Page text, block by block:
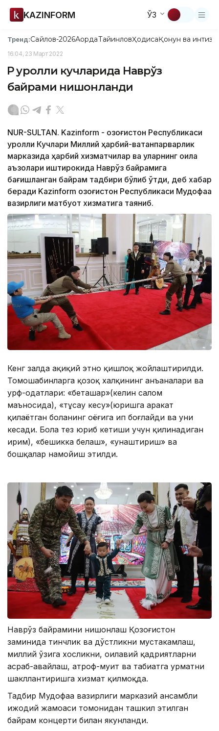
KAZINFORM ЎЗ
Тренд:Сайлов-2026АқордаТайинловҲодисаҚонун ва
16:04, 23 Март 2022
ҚР Қуролли кучларида Наврўз
байрами нишонланди
NUR-SULTAN. Kazinform - Қозоғистон Республикаси
Қуролли Кучлари Миллий ҳарбий-ватанпарварлик
марказида ҳарбий хизматчилар ва уларнинг оила
аъзолари иштирокида Наврўз байрамига
бағишланган байрам тадбири бўлиб ўтди, деб хабар
беради Kazinform Қозоғистон Республикаси Мудофаа
вазирлиги матбуот хизматига таяниб.
Кенг залда ҳақиқий этно қишлоқ жойлаштирилди.
Томошабинларга қозоқ халқининг анъаналари ва
урф-одатлари: «беташар»(келин салом
маъносида), «тұсау кесу»(юришга ҳаракат
қилаётган боланинг оёғига ип боғлайди ва уни
кесади. Бола тез юриб кетиши учун қилинадиган
ирим), «бешикка белаш», «унаштириш» ва
бошқалар намойиш этилди.
Наврўз байрамини нишонлаш Қозоғистон
заминида тинчлик ва дўстликни мустаҳкамлаш,
миллий ўзига хосликни, оилавий қадриятларни
асраб-авайлаш, атроф-муҳит ва табиатга ҳурматни
шакллантиришга хизмат қилмоқда.
Тадбир Мудофаа вазирлиги марказий ансамбли
ижодий жамоаси томонидан ташкил этилган
байрам концерти билан якунланди.